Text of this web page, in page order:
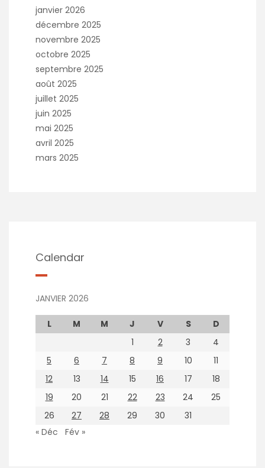
janvier 2026
décembre 2025
novembre 2025
octobre 2025
septembre 2025
août 2025
juillet 2025
juin 2025
mai 2025
avril 2025
mars 2025
Calendar
JANVIER 2026
L M M J V S
D
1
2 3
4
5
6 7 8 9 10
11
12
13 14 15 16 17
18
19
20 21 22 23 24
25
26
27 28 29 30
31
« Déc
Fév »